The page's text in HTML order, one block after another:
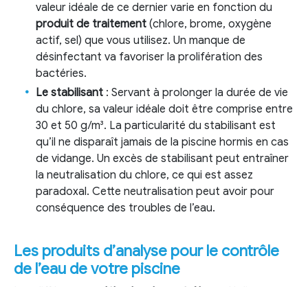
valeur idéale de ce dernier varie en fonction du
produit de traitement (chlore, brome, oxygène
actif, sel) que vous utilisez. Un manque de
désinfectant va favoriser la prolifération des
bactéries.
Le stabilisant : Servant à prolonger la durée de vie
du chlore, sa valeur idéale doit être comprise entre
30 et 50 g/m³. La particularité du stabilisant est
qu’il ne disparaît jamais de la piscine hormis en cas
de vidange. Un excès de stabilisant peut entraîner
la neutralisation du chlore, ce qui est assez
paradoxal. Cette neutralisation peut avoir pour
conséquence des troubles de l’eau.
Les produits d’analyse pour le contrôle
de l’eau de votre piscine